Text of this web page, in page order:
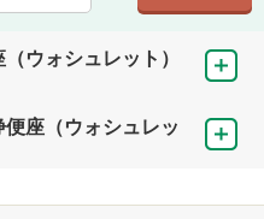
ウォシュレット）
座（ウォシュレッ